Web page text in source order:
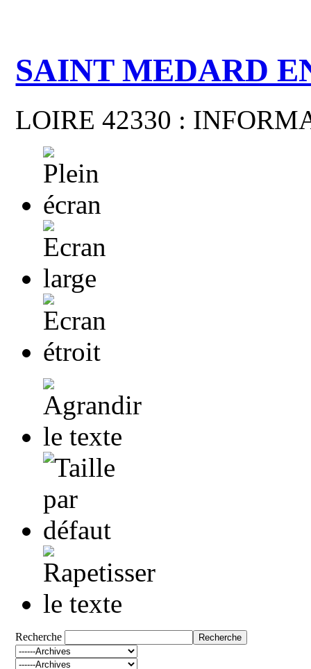
SAINT MEDARD
LOIRE 42330 :
Recherche